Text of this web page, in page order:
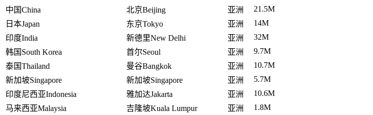
中国China 北京Beijing 亚洲
21.5M
日本Japan 东京Tokyo 亚洲
14M
印度India 新德里New Delhi 亚洲
32M
韩国 South Korea 首尔Seoul 亚洲
9.7M
泰国Thailand 曼谷Bangkok 亚洲
10.7M
新加坡Singapore 新加坡Singapore 亚洲
5.7M
印度尼西亚Indonesia 雅加达Jakarta 亚洲
10.6M
马来西亚Malaysia 吉隆坡Kuala Lumpur 亚洲
1.8M